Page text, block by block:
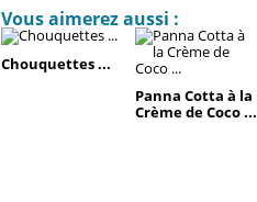
Vous aimerez aussi :
Chouquettes ...
Panna Cotta à la
Crème de Coco ...